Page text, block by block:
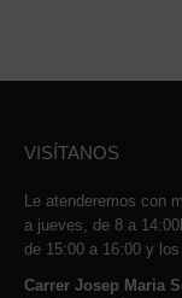
VISÍTANOS
Le atenderemos con
a jueves, de 8 a
de 15:00 a 16:00 y
Carrer Josep Maria